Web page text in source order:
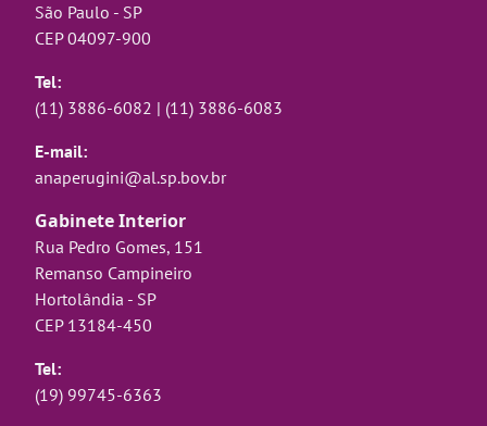
São Paulo - SP
CEP 04097-900
Tel:
(11) 3886-6082 | (11) 3886-6083
E-mail:
anaperugini@al.sp.bov.br
Gabinete Interior
Rua Pedro Gomes, 151
Remanso Campineiro
Hortolândia - SP
CEP 13184-450
Tel:
(19) 99745-6363